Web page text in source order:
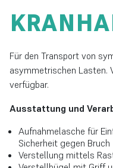
Für den Transport von
asymmetrischen Lasten.
verfügbar.
Ausstattung und
Aufnahmelasche für
Sicherheit gegen Bruch
Verstellung mittels